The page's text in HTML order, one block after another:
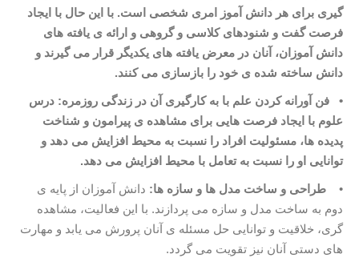
گیری برای هر دانش آموز امری شخصی است. با این حال با ایجاد
فرصت گفت و شنودهای کلاسی و گروهی و ارائه ی یافته های
دانش آموزان، آنان در معرض یافته های یکدیگر قرار می گیرند و
دانش ساخته شده ی خود را بازسازی می کنند.
•
فن آورانه کردن علم با به کارگیری آن در زندگی روزمره: درس
علوم با ایجاد فرصت هایی برای مشاهده ی پیرامون و شناخت
پدیده ها، مسئولیت افراد را نسبت به محیط افزایش می دهد و
توانایی او را نسبت به تعامل با محیط افزایش می دهد.
• طراحی و ساخت مدل ها و سازه ها: دانش آموزان از پایه ی
دوم به ساخت مدل و سازه می پردازند. با این فعالیت، مشاهده
گری، خلاقیت و توانایی حل مسئله ی آنان پرورش می یابد و مهارت
های دستی آنان نیز تقویت می گردد.